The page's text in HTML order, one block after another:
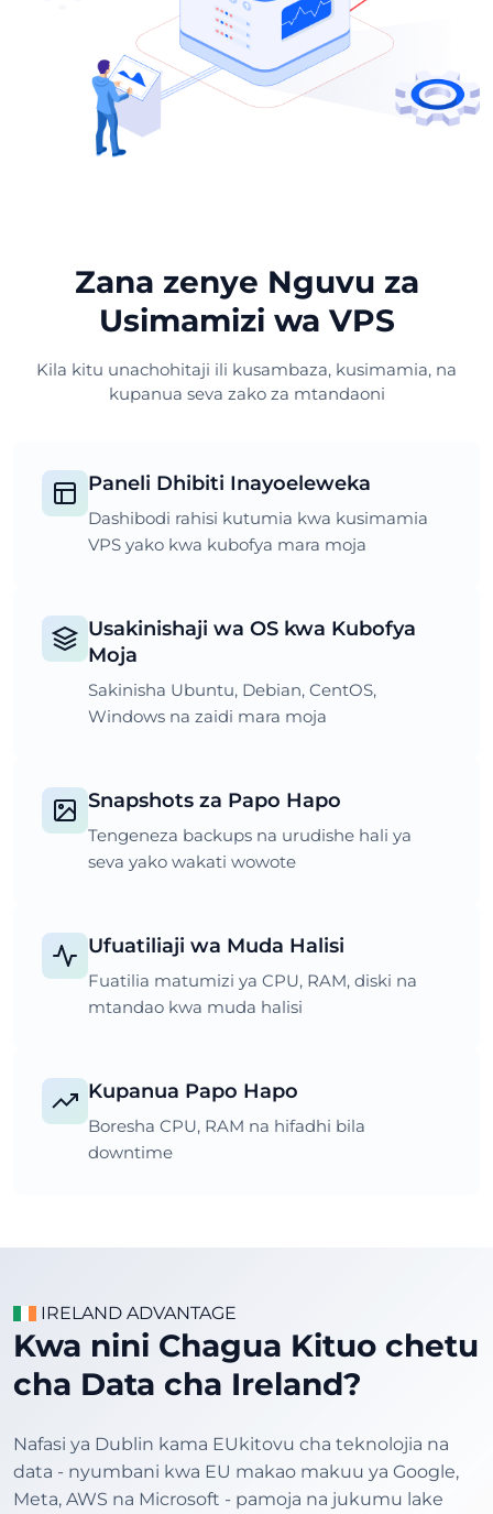
Zana zenye Nguvu za
Usimamizi wa VPS
Kila kitu unachohitaji ili kusambaza, kusimamia, na
kupanua seva zako za mtandaoni
Paneli Dhibiti Inayoeleweka
Dashibodi rahisi kutumia kwa kusimamia
VPS yako kwa kubofya mara moja
Usakinishaji wa OS kwa Kubofya
Moja
Sakinisha Ubuntu, Debian, CentOS,
Windows na zaidi mara moja
Snapshots za Papo Hapo
Tengeneza backups na urudishe hali ya
seva yako wakati wowote
Ufuatiliaji wa Muda Halisi
Fuatilia matumizi ya CPU, RAM, diski na
mtandao kwa muda halisi
Kupanua Papo Hapo
Boresha CPU, RAM na hifadhi bila
downtime
IRELAND ADVANTAGE
Kwa nini Chagua Kituo chetu
cha Data cha Ireland?
Nafasi ya Dublin kama EUkitovu cha teknolojia na
data - nyumbani kwa EU makao makuu ya Google,
Meta, AWS na Microsoft - pamoja na jukumu lake